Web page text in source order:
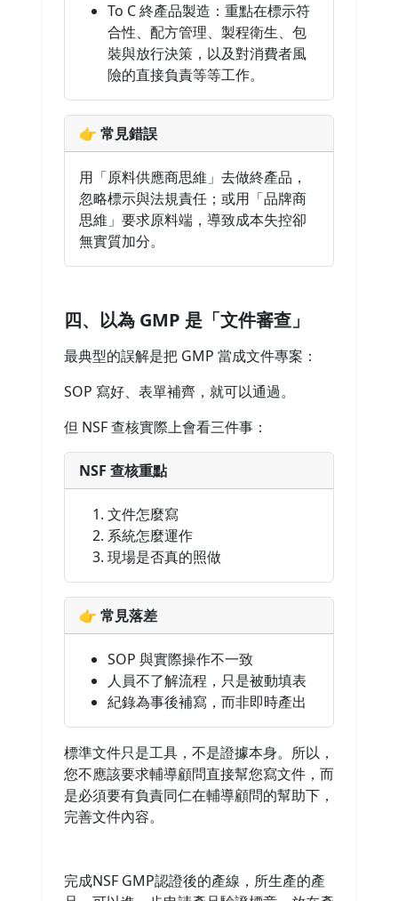
To C 終產品製造：重點在標示符
合性、配方管理、製程衛生、包
裝與放行決策，以及對消費者風
險的直接負責等等工作。
👉 常見錯誤
用「原料供應商思維」去做終產品，
忽略標示與法規責任；或用「品牌商
思維」要求原料端，導致成本失控卻
無實質加分。
四、以為 GMP 是「文件審查」
最典型的誤解是把 GMP 當成文件專案：
SOP 寫好、表單補齊，就可以通過。
但 NSF 查核實際上會看三件事：
NSF 查核重點
文件怎麼寫
系統怎麼運作
現場是否真的照做
👉 常見落差
SOP 與實際操作不一致
人員不了解流程，只是被動填表
紀錄為事後補寫，而非即時產出
標準文件只是工具，不是證據本身。所以，
您不應該要求輔導顧問直接幫您寫文件，而
是必須要有負責同仁在輔導顧問的幫助下，
完善文件內容。
完成NSF GMP認證後的產線，所生產的產